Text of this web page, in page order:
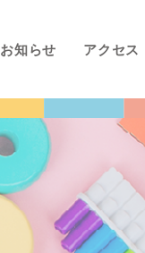
お知らせ アクセス